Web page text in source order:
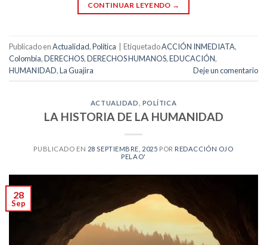
CONTINUAR LEYENDO →
Publicado enActualidad,Política EtiquetadoACCIÓN INMEDIATA,
Colombia,DERECHOS,DERECHOS HUMANOS,EDUCACIÓN,
HUMANIDAD,La Guajira Deje un comentario
ACTUALIDAD POLÍTICA
LA HISTORIA DE LA HUMANIDAD
PUBLICADO EN 28 SEPTIEMBRE, 2025 POR REDACCIÓN OJO
PELAO'
28
Sep